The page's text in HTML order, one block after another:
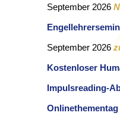
September 2026
September 2026
Kostenloser
Impulsreading-